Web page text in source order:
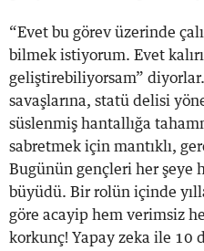
“Evet bu görev üzerinde
bilmek istiyorum. Evet
geliştirebiliyorsam”
savaşlarına, statü delisi
süslenmiş hantallığa
sabretmek için mantıklı,
Bugünün gençleri her şeye
büyüdü. Bir rolün içinde
göre acayip hem verimsiz
korkunç! Yapay zeka ile 10